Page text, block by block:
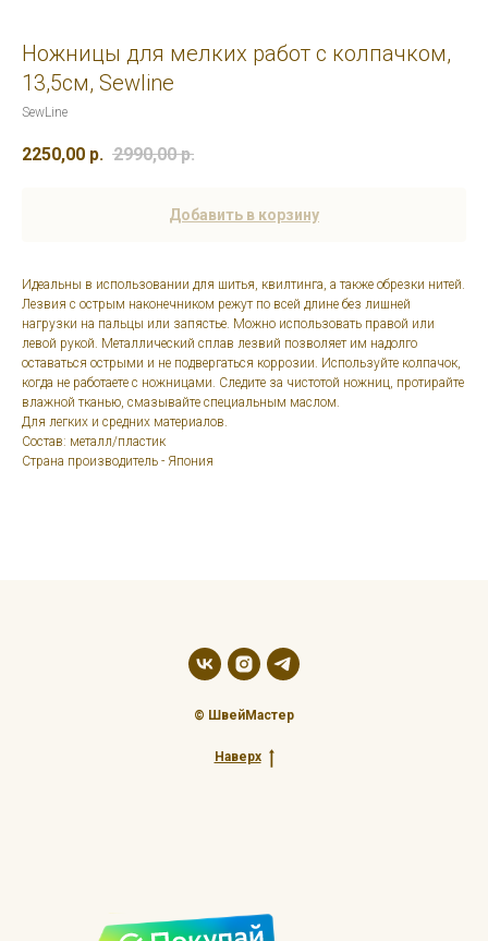
Ножницы для мелких работ с колпачком,
13,5см, Sewline
SewLine
2250,00 р. 2990,00 р.
Добавить в корзину
Идеальны в использовании для шитья, квилтинга, а также обрезки нитей.
Лезвия с острым наконечником режут по всей длине без лишней
нагрузки на пальцы или запястье. Можно использовать правой или
левой рукой. Металлический сплав лезвий позволяет им надолго
оставаться острыми и не подвергаться коррозии. Используйте колпачок,
когда не работаете с ножницами. Следите за чистотой ножниц, протирайте
влажной тканью, смазывайте специальным маслом.
Для легких и средних материалов.
Состав: металл/пластик
Страна производитель - Япония
© ШвейМастер
Наверх